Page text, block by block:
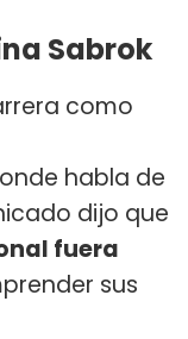
Sabrok
como
habla de
dijo que
fuera
sus